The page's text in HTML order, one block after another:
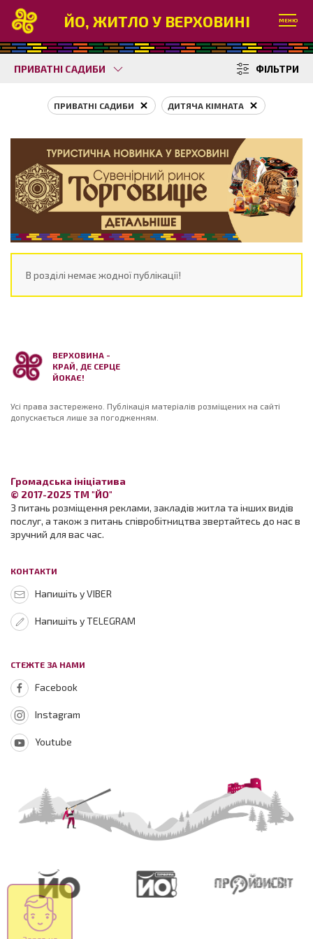
ЙО, ЖИТЛО У ВЕРХОВИНІ МЕНЮ
ПРИВАТНІ САДИБИ ФІЛЬТРИ
ПРИВАТНІ САДИБИ ДИТЯЧА КІМНАТА
В розділі немає жодної публікації!
ВЕРХОВИНА -
КРАЙ, ДЕ СЕРЦЕ
ЙОКАЄ!
Усі права застережено. Публікація матеріалів розміщених на сайті
допускається лише за погодженням.
Громадська ініціатива
© 2017-2025 ТМ "ЙО"
З питань розміщення реклами, закладів житла та інших видів
послуг, а також з питань співробітництва звертайтесь до нас в
зручний для вас час.
КОНТАКТИ
Напишіть у VIBER
Напишіть у TELEGRAM
СТЕЖТЕ ЗА НАМИ
Facebook
Instagram
Youtube
Зараз на
сайті